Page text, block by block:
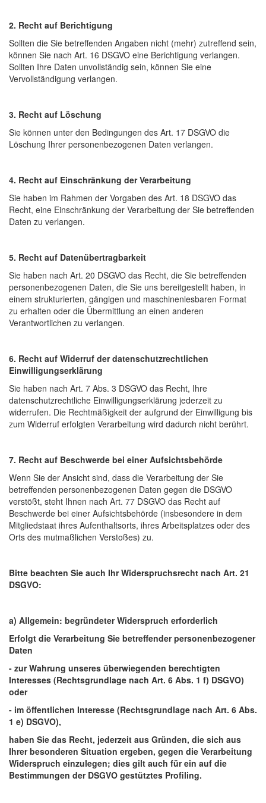
2. Recht auf Berichtigung
Sollten die Sie betreffenden Angaben nicht (mehr) zutreffend sein,
können Sie nach Art. 16 DSGVO eine Berichtigung verlangen.
Sollten Ihre Daten unvollständig sein, können Sie eine
Vervollständigung verlangen.
3. Recht auf Löschung
Sie können unter den Bedingungen des Art. 17 DSGVO die
Löschung Ihrer personenbezogenen Daten verlangen.
4. Recht auf Einschränkung der Verarbeitung
Sie haben im Rahmen der Vorgaben des Art. 18 DSGVO das
Recht, eine Einschränkung der Verarbeitung der Sie betreffenden
Daten zu verlangen.
5. Recht auf Datenübertragbarkeit
Sie haben nach Art. 20 DSGVO das Recht, die Sie betreffenden
personenbezogenen Daten, die Sie uns bereitgestellt haben, in
einem strukturierten, gängigen und maschinenlesbaren Format
zu erhalten oder die Übermittlung an einen anderen
Verantwortlichen zu verlangen.
6. Recht auf Widerruf der datenschutzrechtlichen
Einwilligungserklärung
Sie haben nach Art. 7 Abs. 3 DSGVO das Recht, Ihre
datenschutzrechtliche Einwilligungserklärung jederzeit zu
widerrufen. Die Rechtmäßigkeit der aufgrund der Einwilligung bis
zum Widerruf erfolgten Verarbeitung wird dadurch nicht berührt.
7. Recht auf Beschwerde bei einer Aufsichtsbehörde
Wenn Sie der Ansicht sind, dass die Verarbeitung der Sie
betreffenden personenbezogenen Daten gegen die DSGVO
verstößt, steht Ihnen nach Art. 77 DSGVO das Recht auf
Beschwerde bei einer Aufsichtsbehörde (insbesondere in dem
Mitgliedstaat ihres Aufenthaltsorts, ihres Arbeitsplatzes oder des
Orts des mutmaßlichen Verstoßes) zu.
Bitte beachten Sie auch Ihr Widerspruchsrecht nach Art. 21
DSGVO:
a) Allgemein: begründeter Widerspruch erforderlich
Erfolgt die Verarbeitung Sie betreffender personenbezogener
Daten
- zur Wahrung unseres überwiegenden berechtigten
Interesses (Rechtsgrundlage nach Art. 6 Abs. 1 f) DSGVO)
oder
- im öffentlichen Interesse (Rechtsgrundlage nach Art. 6 Abs.
1 e) DSGVO),
haben Sie das Recht, jederzeit aus Gründen, die sich aus
Ihrer besonderen Situation ergeben, gegen die Verarbeitung
Widerspruch einzulegen; dies gilt auch für ein auf die
Bestimmungen der DSGVO gestütztes Profiling.